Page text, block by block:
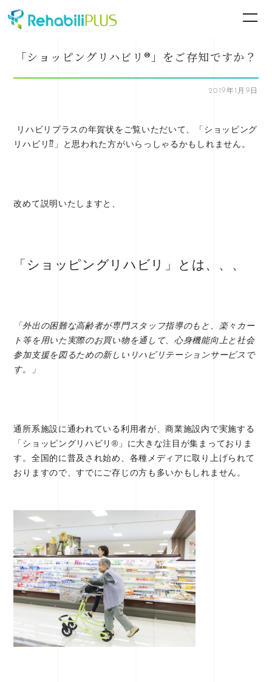
「ショッピングリハビリ®」をご存知ですか？
2019年1月9日
リハビリプラスの年賀状をご覧いただいて、「ショッピング
リハビリ⁇」と思われた方がいらっしゃるかもしれません。
改めて説明いたしますと、
「ショッピングリハビリ」とは、、、
「外出の困難な高齢者が専門スタッフ指導のもと、楽々カー
ト等を用いた実際のお買い物を通して、心身機能向上と社会
参加支援を図るための新しいリハビリテーションサービスで
す。」
通所系施設に通われている利用者が、商業施設内で実施する
「ショッピングリハビリ®」に大きな注目が集まっておりま
す。全国的に普及され始め、各種メディアに取り上げられて
おりますので、すでにご存じの方も多いかもしれません。